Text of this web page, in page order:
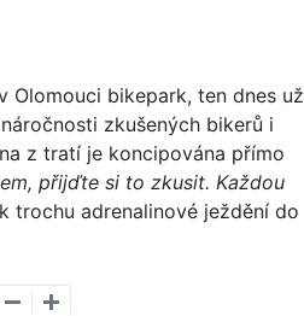
Olomouci bikepark, ten dnes už
zkušených bikerů i
z tratí je koncipována přímo
přijďte si to zkusit. Každou
trochu adrenalinové ježdění do